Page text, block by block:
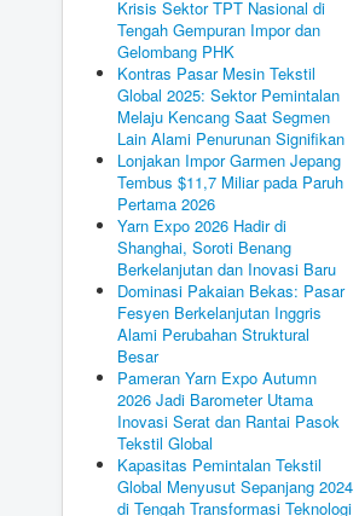
Krisis Sektor TPT Nasional di
Tengah Gempuran Impor dan
Gelombang PHK
Kontras Pasar Mesin Tekstil
Global 2025: Sektor Pemintalan
Melaju Kencang Saat Segmen
Lain Alami Penurunan Signifikan
Lonjakan Impor Garmen Jepang
Tembus $11,7 Miliar pada Paruh
Pertama 2026
Yarn Expo 2026 Hadir di
Shanghai, Soroti Benang
Berkelanjutan dan Inovasi Baru
Dominasi Pakaian Bekas: Pasar
Fesyen Berkelanjutan Inggris
Alami Perubahan Struktural
Besar
Pameran Yarn Expo Autumn
2026 Jadi Barometer Utama
Inovasi Serat dan Rantai Pasok
Tekstil Global
Kapasitas Pemintalan Tekstil
Global Menyusut Sepanjang 2024
di Tengah Transformasi Teknologi